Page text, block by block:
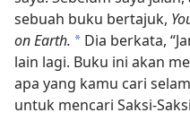
sebuah buku bertajuk,
on Earth. a Dia berkata,
lain lagi. Buku ini akan
apa yang kamu cari
untuk mencari Saksi-